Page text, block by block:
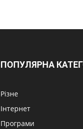
ПОПУЛЯРНА
Різне
Інтернет
Програми